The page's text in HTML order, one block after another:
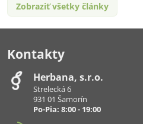
Zobraziť všetky články
Kontakty
Herbana, s​.r​.o​.
Strelecká 6
931 01 Šamorín
Po-Pia: 8:00 - 19:00